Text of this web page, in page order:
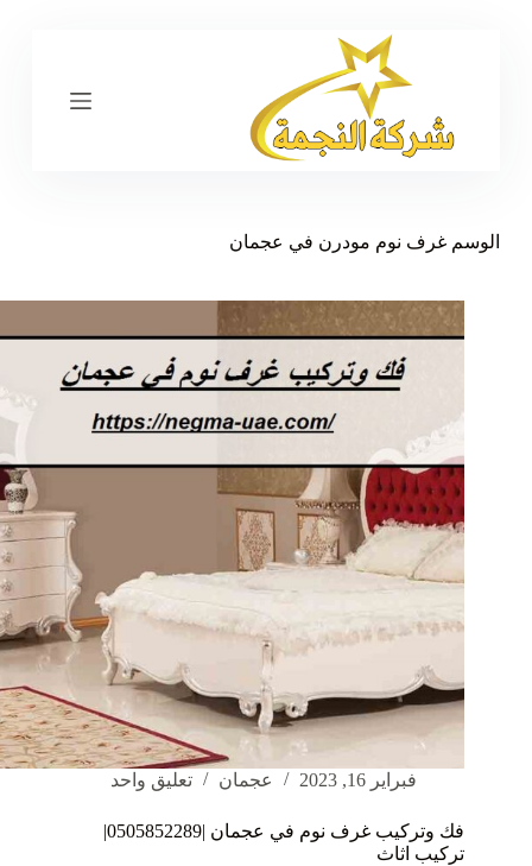
ت
الوسم غرف نوم مودرن في عجمان
فبراير 16, 2023 عجمان تعليق واحد
فك وتركيب غرف نوم في عجمان |0505852289|
تركيب اثاث